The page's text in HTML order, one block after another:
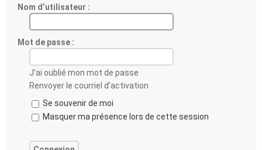
Nom d’utilisateur :
Mot de passe :
J’ai oublié mon mot de passe
Renvoyer le courriel d’activation
Se souvenir de moi
Masquer ma présence lors de cette session